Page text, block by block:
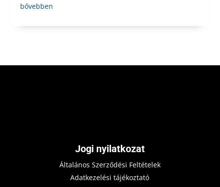
bővebben
Jogi nyilatkozat
Általános Szerződési Feltételek
Adatkezelési tájékoztató